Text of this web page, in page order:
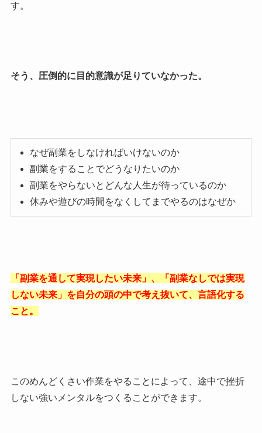
す。
そう、圧倒的に目的意識が足りていなかった。
なぜ副業をしなければいけないのか
副業をすることでどうなりたいのか
副業をやらないとどんな人生が待っているのか
休みや遊びの時間をなくしてまでやるのはなぜか
「副業を通して実現したい未来」、「副業なしでは実現
しない未来」を自分の頭の中で考え抜いて、言語化する
こと。
このめんどくさい作業をやることによって、途中で挫折
しない強いメンタルをつくることができます。